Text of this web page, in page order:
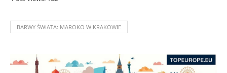
BARWY ŚWIATA: MAROKO W KRAKOWIE